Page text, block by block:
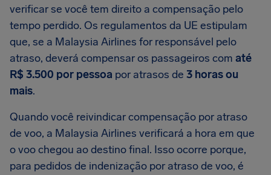
verificar se você tem direito a compensação pelo
tempo perdido. Os regulamentos da UE estipulam
que, se a Malaysia Airlines for responsável pelo
atraso, deverá compensar os passageiros com até
R$ 3.500 por pessoa por atrasos de 3 horas ou
mais.
Quando você reivindicar compensação por atraso
de voo, a Malaysia Airlines verificará a hora em que
o voo chegou ao destino final. Isso ocorre porque,
para pedidos de indenização por atraso de voo, é